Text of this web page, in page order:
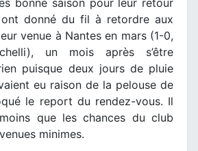
ont donné du fil à retordre aux
venue à Nantes en mars (1-0,
un mois après s’être
puisque deux jours de pluie
eu raison de la pelouse de
le report du rendez-vous. Il
que les chances du club
minimes.